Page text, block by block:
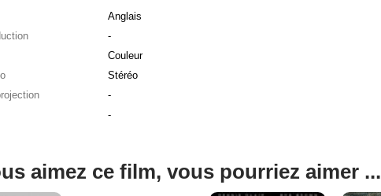
Anglais
-
Couleur
Stéréo
-
-
aimez ce film, vous pourriez aimer ...